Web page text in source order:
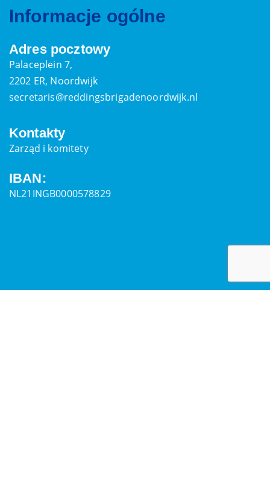
Informacje ogólne
Adres pocztowy
Palaceplein 7,
2202 ER, Noordwijk
secretaris@reddingsbrigadenoordwijk.nl
Kontakty
Zarząd i komitety
IBAN:
NL21INGB0000578829